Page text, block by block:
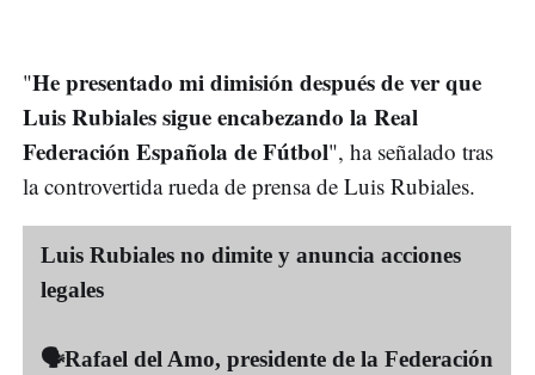
"He presentado mi dimisión después de ver que
Luis Rubiales sigue encabezando la Real
Federación Española de Fútbol", ha señalado tras
la controvertida rueda de prensa de Luis Rubiales.
Luis Rubiales no dimite y anuncia acciones
legales
🗣Rafael del Amo, presidente de la Federación